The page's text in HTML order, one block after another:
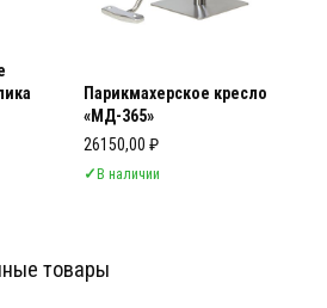
15700,00 ₽.
Парикмахерское кресло
«МД-365»
26150,00 ₽
✓В наличии
товары